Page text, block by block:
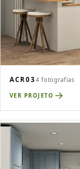
ACR03 4 fotografias
VER PROJETO